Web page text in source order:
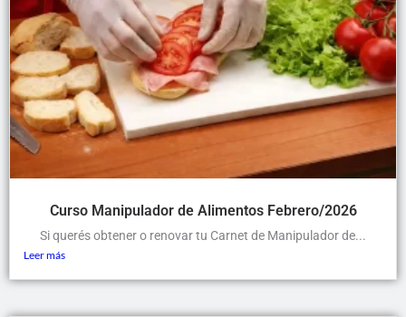
Curso Manipulador de Alimentos Febrero/2026
Si querés obtener o renovar tu Carnet de Manipulador de...
Leer más